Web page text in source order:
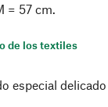
= 57 cm.
de los textiles
especial delicado